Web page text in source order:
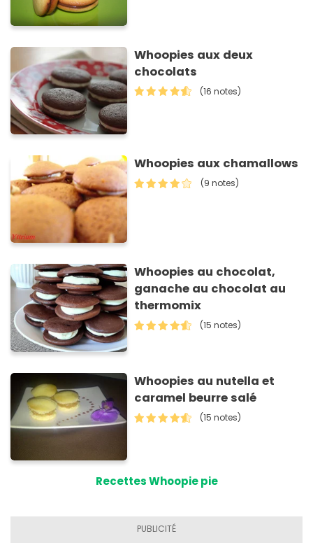
Whoopies aux deux
chocolats
(16 notes)
Whoopies aux chamallows
(9 notes)
Whoopies au chocolat,
ganache au chocolat au
thermomix
(15 notes)
Whoopies au nutella et
caramel beurre salé
(15 notes)
Recettes Whoopie pie